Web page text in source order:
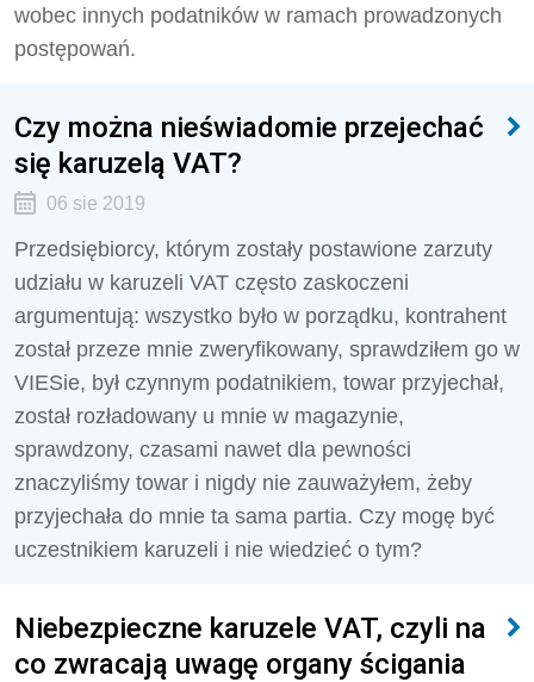
wobec innych podatników w ramach prowadzonych
postępowań.
Czy można nieświadomie przejechać
się karuzelą VAT?
06 sie 2019
Przedsiębiorcy, którym zostały postawione zarzuty
udziału w karuzeli VAT często zaskoczeni
argumentują: wszystko było w porządku, kontrahent
został przeze mnie zweryfikowany, sprawdziłem go w
VIESie, był czynnym podatnikiem, towar przyjechał,
został rozładowany u mnie w magazynie,
sprawdzony, czasami nawet dla pewności
znaczyliśmy towar i nigdy nie zauważyłem, żeby
przyjechała do mnie ta sama partia. Czy mogę być
uczestnikiem karuzeli i nie wiedzieć o tym?
Niebezpieczne karuzele VAT, czyli na
co zwracają uwagę organy ścigania